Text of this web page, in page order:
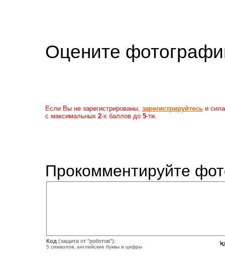
Оцените
Если Вы не зарегистрированы, зарегистрируйтесь и
с максимальных 2-х баллов до 5-ти.
Прокомментируйте
Код (защита от "роботов"):
5 символов, английские буквы и цифры